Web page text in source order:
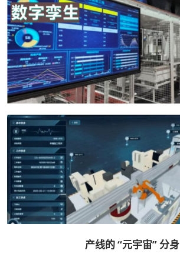
产线的 “元宇宙” 分身